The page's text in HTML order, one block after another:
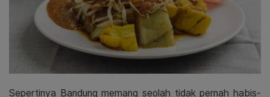
Sepertinya Bandung memang seolah tidak pernah habis-